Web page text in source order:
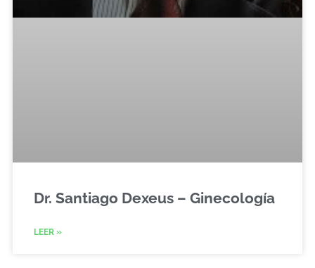
Dr. Santiago Dexeus – Ginecología
LEER »